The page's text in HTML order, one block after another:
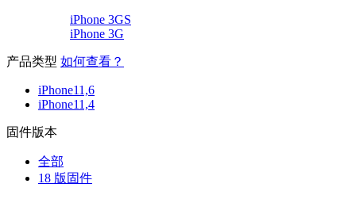
iPhone 3GS
iPhone 3G
产品类型 如何查看？
iPhone11,6
iPhone11,4
固件版本
全部
18 版固件